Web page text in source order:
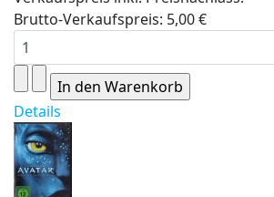
Brutto-Verkaufspreis: 5,00 €
Details